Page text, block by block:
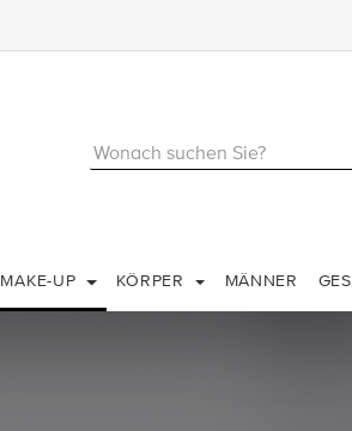
MAKE-UP KÖRPER MÄNNER